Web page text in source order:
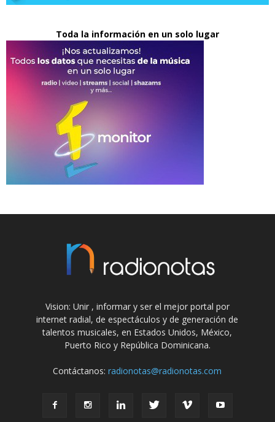
Toda la información en un solo lugar
Vision: Unir , informar y ser el mejor portal por
internet radial, de espectáculos y de generación de
talentos musicales, en Estados Unidos, México,
Puerto Rico y República Dominicana.
Contáctanos:radionotas@radionotas.com